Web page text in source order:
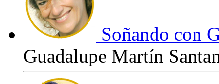
Soñando con
Guadalupe Martín